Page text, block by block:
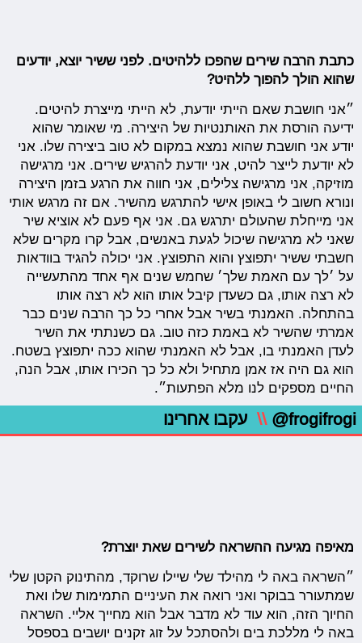
כתבת הרבה שירים שהפכו ללהיטים. לפני ששיר יוצא, יודעים
שהוא הולך להפוך ללהיט?
״אני חושבת שאם הייתי יודעת, לא הייתי מייצרת להיטים.
ידיעה הורסת את האותנטיות של היצירה. מי שאומר שהוא
יודע אני חושבת שהוא נמצא במקום לא טוב ביצירה שלו. אני
לא יודעת לייצר להיט, אני יודעת להרגיש שירים. אני מרגישה
מוזיקה, אני מרגישה צלילים, אני חווה את הרגע בזמן היצירה
ונורא חשוב לי באופן אישי להתרגש מהשיר. אם זה מרגש אותי
אני מייחלת שהעולם יתרגש גם. אני אף פעם לא אוציא שיר
שאני לא מרגישה שיכול לגעת באנשים, אבל קרו מקרים שלא
חשבתי ששיר יתפוצץ והוא התפוצץ. אני יכולה להגיד בוודאות
על ׳לך עם האמת שלך׳ שחמש שנים אף אחד מהתעשייה
לא רצה אותו, גם כשעדן קיבל אותו הוא לא רצה אותו
בהתחלה. האמנתי בשיר אבל אחרי כל כך הרבה שנים כבר
אמרתי שהשיר לא באמת כזה טוב. גם כשנתתי את השיר
לעדן האמנתי בו, אבל לא האמנתי שהוא ככה יתפוצץ בשטח.
הוא גם היה אז אמן מתחיל ולא כל כך הכירו אותו, אבל הנה,
החיים מספקים לנו מלא הפתעות״.
@frogifrogi
\\ עקבו אחרינו
מאיפה מגיעה ההשראה לשירים שאת יוצרת?
״השראה באה לי מהילד שלי שיילו שרוקד, מהתינוק הקטן שלי
שמתעורר בבוקר ואני רואה את העיניים התמימות שלו ואת
החיוך הזה, הוא עוד לא מדבר אבל הוא מחייך אליי. השראה
באה לי מללכת בים ולהסתכל על זוג זקנים יושבים בספסל